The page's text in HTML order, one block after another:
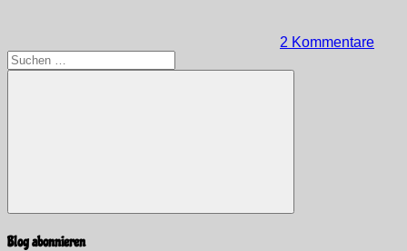
2 Kommentare
Suchen
nach:
Suchen
Blog abonnieren